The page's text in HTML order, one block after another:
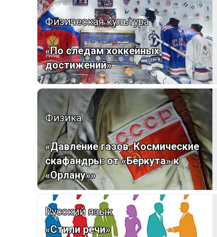
Физическая культура
«По следам хоккейных
достижений»
Физика
«Давление газов. Космические
скафандры: от «Беркута» к
«Орлану»»
Русский язык
«Стили речи»